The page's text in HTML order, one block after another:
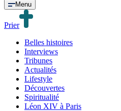
Menu
Prier
Belles histoires
Interviews
Tribunes
Actualités
Lifestyle
Découvertes
Spiritualité
Léon XIV à Paris